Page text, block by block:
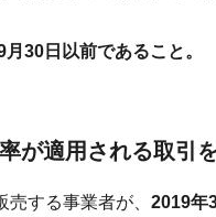
30日以前であること。
が適用される取引を
する事業者が、 2019年